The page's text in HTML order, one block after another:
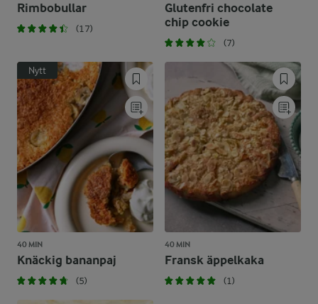
Rimbobullar
(17)
Glutenfri chocolate
chip cookie
(7)
Nytt
40 MIN
Knäckig bananpaj
(5)
40 MIN
Fransk äppelkaka
(1)